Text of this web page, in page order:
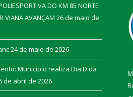
DO KM 85 NORTE
VIANA AVANÇAM 26 de maio de
24 de maio de 2026
Município realiza Dia D da
de abril de 2026